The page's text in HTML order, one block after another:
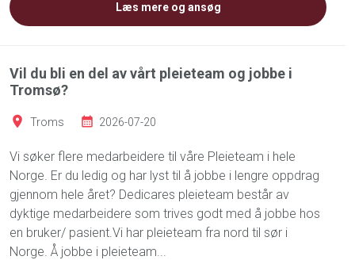
Læs mere og ansøg
Vil du bli en del av vårt pleieteam og jobbe i
Tromsø?
Troms 2026-07-20
Vi søker flere medarbeidere til våre Pleieteam i hele
Norge. Er du ledig og har lyst til å jobbe i lengre oppdrag
gjennom hele året? Dedicares pleieteam består av
dyktige medarbeidere som trives godt med å jobbe hos
en bruker/ pasient.Vi har pleieteam fra nord til sør i
Norge. Å jobbe i pleieteam...